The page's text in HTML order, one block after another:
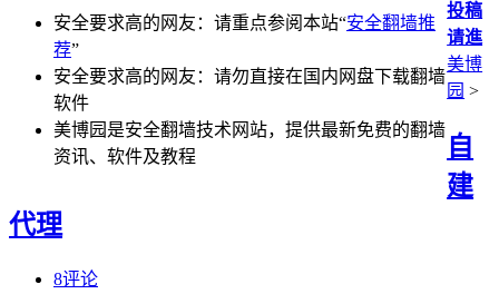
安全要求高的网友：请重点参阅本站“安全翻墙推
荐”
安全要求高的网友：请勿直接在国内网盘下载翻墙
软件
美博园是安全翻墙技术网站，提供最新免费的翻墙
资讯、软件及教程
投稿
请進
美博
园 >
自
建
代理
8评论